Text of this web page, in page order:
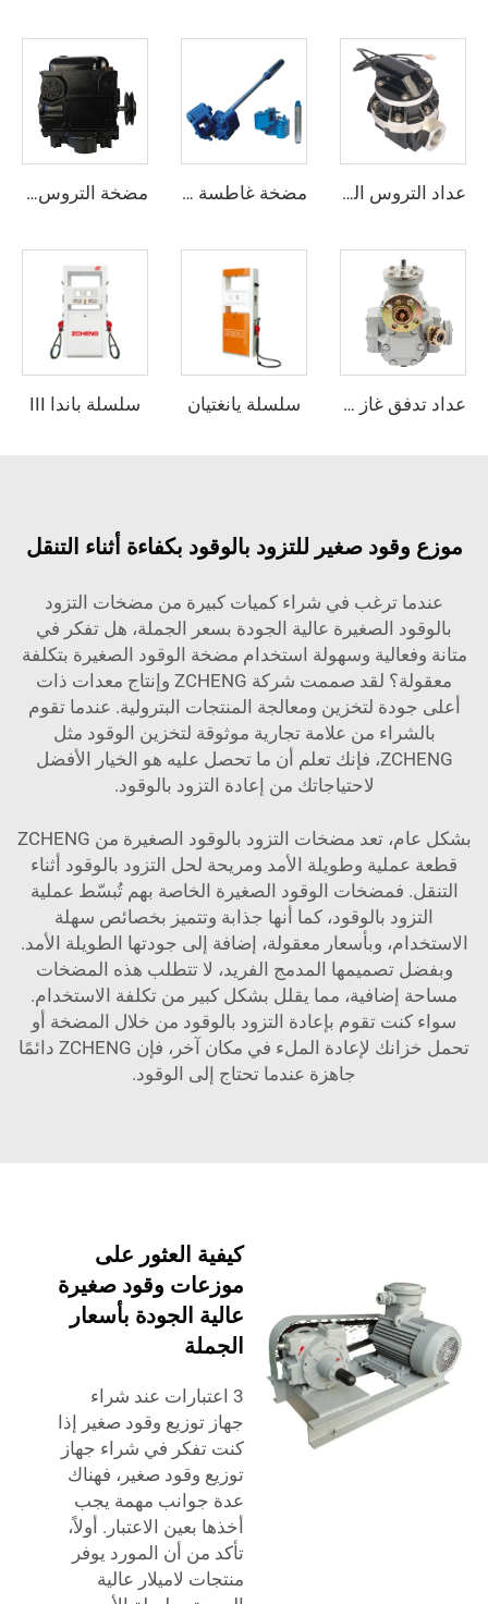
عداد التروس البيضوية ZCOGM-P مضخة غاطسة ZCSP-250L-B مضخة التروس ZCP-TK2
عداد تدفق غاز البترول المسال سلسلة يانغتيان سلسلة باندا III
موزع وقود صغير للتزود بالوقود بكفاءة أثناء التنقل
عندما ترغب في شراء كميات كبيرة من مضخات التزود
بالوقود الصغيرة عالية الجودة بسعر الجملة، هل تفكر في
متانة وفعالية وسهولة استخدام مضخة الوقود الصغيرة بتكلفة
معقولة؟ لقد صممت شركة ZCHENG وإنتاج معدات ذات
أعلى جودة لتخزين ومعالجة المنتجات البترولية. عندما تقوم
بالشراء من علامة تجارية موثوقة لتخزين الوقود مثل
ZCHENG، فإنك تعلم أن ما تحصل عليه هو الخيار الأفضل
لاحتياجاتك من إعادة التزود بالوقود.
بشكل عام، تعد مضخات التزود بالوقود الصغيرة من ZCHENG
قطعة عملية وطويلة الأمد ومريحة لحل التزود بالوقود أثناء
التنقل. فمضخات الوقود الصغيرة الخاصة بهم تُبسّط عملية
التزود بالوقود، كما أنها جذابة وتتميز بخصائص سهلة
الاستخدام، وبأسعار معقولة، إضافة إلى جودتها الطويلة الأمد.
وبفضل تصميمها المدمج الفريد، لا تتطلب هذه المضخات
مساحة إضافية، مما يقلل بشكل كبير من تكلفة الاستخدام.
سواء كنت تقوم بإعادة التزود بالوقود من خلال المضخة أو
تحمل خزانك لإعادة الملء في مكان آخر، فإن ZCHENG دائمًا
جاهزة عندما تحتاج إلى الوقود.
كيفية العثور على
موزعات وقود صغيرة
عالية الجودة بأسعار
الجملة
3 اعتبارات عند شراء
جهاز توزيع وقود صغير إذا
كنت تفكر في شراء جهاز
توزيع وقود صغير، فهناك
عدة جوانب مهمة يجب
أخذها بعين الاعتبار. أولاً،
تأكد من أن المورد يوفر
منتجات لاميلار عالية